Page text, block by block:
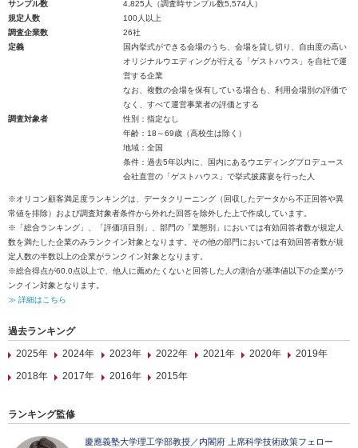
サンプル数
4,825人（調査時サンプル数5,574人）
規定人数
100人以上
調査企業数
26社
定義
国内挙式ができる会場のうち、会場を貸し切り、自由度の高い
オリジナルウエディングが行える「ゲストハウス」を自社で運
営する企業
なお、複数の会場を保有している場合も、利用会場別の評価で
なく、すべて運営事業者の評価とする
調査対象者
性別：指定なし
年齢：18～69歳（高校生は除く）
地域：全国
条件：過去5年以内に、国内にあるウエディングプロデュース
会社直営の「ゲストハウス」で挙式披露宴を行った人
※オリコン顧客満足度ランキングは、データクリーニング（回収したデータから不正回答や異
常値を排除）および調査対象者条件から外れた回答を除外した上で作成しています。
※「総合ランキング」、「評価項目別」、部門の「業態別」においては有効回答者数が規定人
数を満たした企業のみランクイン対象となります。その他の部門においては有効回答者数が規
定人数の半数以上の企業がランクイン対象となります。
※総合得点が60.0点以上で、他人に薦めたくないと回答した人の割合が基準値以下の企業がラ
ンクイン対象となります。
≫ 詳細はこちら
過去ランキング
2025年
2024年 2023年 2022年 2021年 2020年
2019年
2018年
2017年 2016年 2015年
ランキング監修
慶應義塾大学理工学部教授／内閣府 上席科学技術政策フェロー